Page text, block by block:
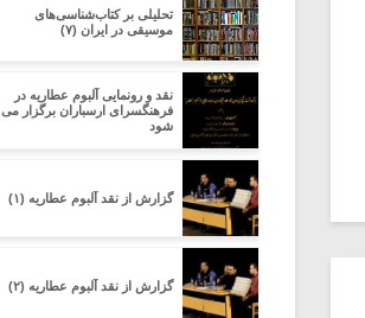
تحلیلی بر کتاب‌شناسی‌های
موسیقی در ایران (۷)
نقد و رونمایی آلبوم عطاریه در
فرهنگسرای ارسباران برگزار می
شود
گزارش از نقد آلبوم عطاریه (۱)
گزارش از نقد آلبوم عطاریه (۲)